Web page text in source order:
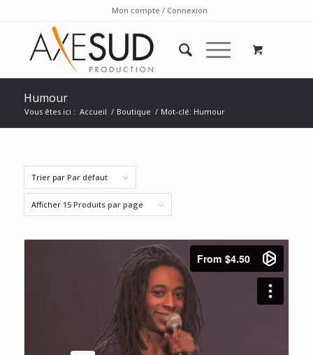
Mon compte / Connexion
Humour
Vous êtes ici : Accueil / Boutique / Mot-clé: Humour
Trier par Par défaut
Afficher 15 Produits par page